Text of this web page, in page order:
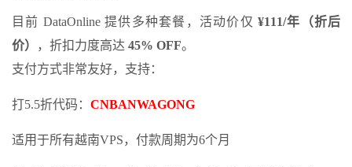
目前 DataOnline 提供多种套餐，活动价仅 ¥111/年（折后
价）
，折扣力度高达 45% OFF。
支付方式非常友好，支持：
打5.5折代码： CNBANWAGONG
适用于所有越南VPS，付款周期为6个月